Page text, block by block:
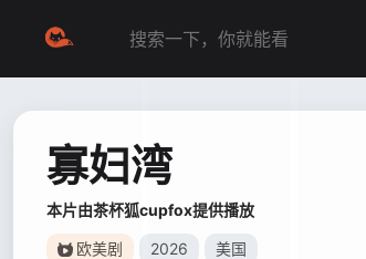
寡妇湾
本片由茶杯狐cupfox提供播放
欧美剧 2026 美国